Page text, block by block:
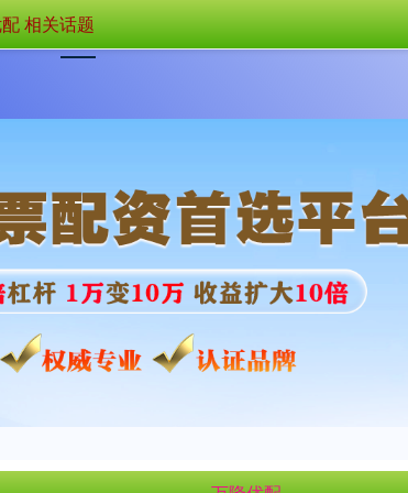
首页 万隆优配 万隆优配APP
相关话题